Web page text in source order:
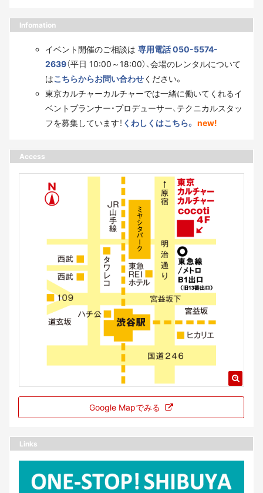
Infomation
イベント開催のご相談は 専用電話 050-5574-
2639（平日 10:00～18:00）、会場のレンタルについて
はこちらからお問い合わせください。
東京カルチャーカルチャーでは一緒に働いてくれるイ
ベントプランナー・プロデューサー、テクニカルスタッ
フを募集しています！ くわしくはこちら。 new!
Access
Google Mapでみる
Links